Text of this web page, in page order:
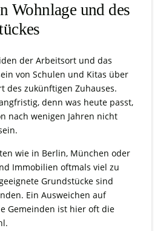
Wohnlage und des
der Arbeitsort und das
von Schulen und Kitas über
des zukünftigen Zuhauses.
denn was heute passt,
nach wenigen Jahren nicht
wie in Berlin, München oder
Immobilien oftmals viel zu
Grundstücke sind
Ein Ausweichen auf
Gemeinden ist hier oft die